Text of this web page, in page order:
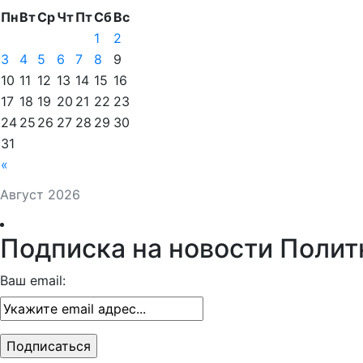
Август 2026
ПнВтСрЧтПтСбВс
«
1
2
3
4 5 6 7 8
9
10 11 12 13 14 15 16
17 18 19 20 21 22 23
24 25 26 27 28 29 30
31
Подписка на новости
Ваш email: